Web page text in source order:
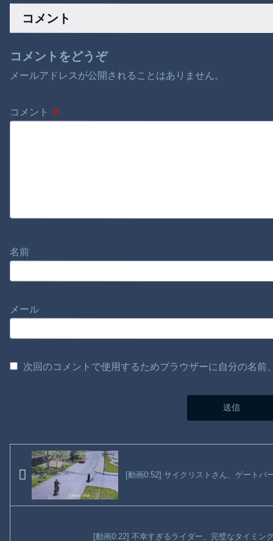
コメント
コメントをどうぞ
メールアドレスが公開されることはありません。
コメント ※
名前
メール
次回のコメントで使用するためブラウザーに自分の名
[動画0:52] サイクリストさん、ゲートバ
[動画0:22] 不幸すぎるライダー、完璧なタイミン